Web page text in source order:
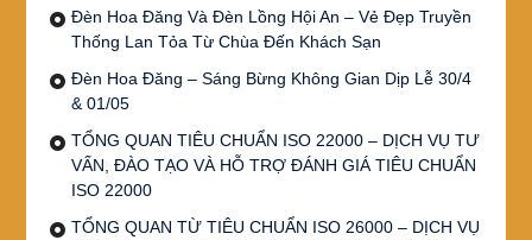
Đèn Hoa Đăng Và Đèn Lồng Hội An – Vẻ Đẹp Truyền
Thống Lan Tỏa Từ Chùa Đến Khách Sạn
Đèn Hoa Đăng – Sáng Bừng Không Gian Dịp Lễ 30/4
& 01/05
TỔNG QUAN TIÊU CHUẨN ISO 22000 – DỊCH VỤ TƯ
VẤN, ĐÀO TẠO VÀ HỖ TRỢ ĐÁNH GIÁ TIÊU CHUẨN
ISO 22000
TỔNG QUAN TỪ TIÊU CHUẨN ISO 26000 – DỊCH VỤ